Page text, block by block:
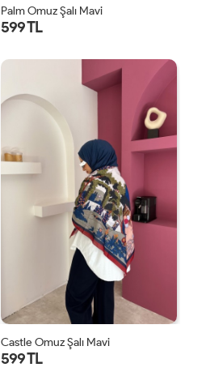
STD
Palm Omuz Şalı Mavi
599 TL
Castle Omuz Şalı Mavi
599 TL